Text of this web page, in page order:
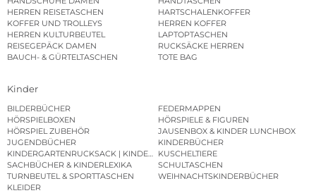
HERREN REISETASCHEN
HARTSCHALENKOFFER
KOFFER UND TROLLEYS
HERREN KOFFER
HERREN KULTURBEUTEL
LAPTOPTASCHEN
REISEGEPÄCK DAMEN
RUCKSÄCKE HERREN
BAUCH- & GÜRTELTASCHEN
TOTE BAG
Kinder
BILDERBÜCHER
FEDERMAPPEN
HÖRSPIELBOXEN
HÖRSPIELE & FIGUREN
HÖRSPIEL ZUBEHÖR
JAUSENBOX & KINDER LUNCHBOX
JUGENDBÜCHER
KINDERBÜCHER
KINDERGARTENRUCKSACK | KINDERGARTENBEUTEL
KUSCHELTIERE
SACHBÜCHER & KINDERLEXIKA
SCHULTASCHEN
TURNBEUTEL & SPORTTASCHEN
WEIHNACHTSKINDERBÜCHER
KLEIDER